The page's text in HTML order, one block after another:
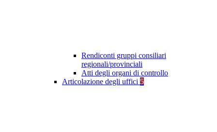
Rendiconti gruppi consiliari
regionali/provinciali
Atti degli organi di controllo
Articolazione degli uffici 5